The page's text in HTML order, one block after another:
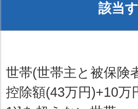
該当
世帯(世帯主と被保険
控除額(43万円)+10万